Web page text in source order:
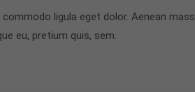
ligula eget dolor. Aenean
eu, pretium quis, sem.